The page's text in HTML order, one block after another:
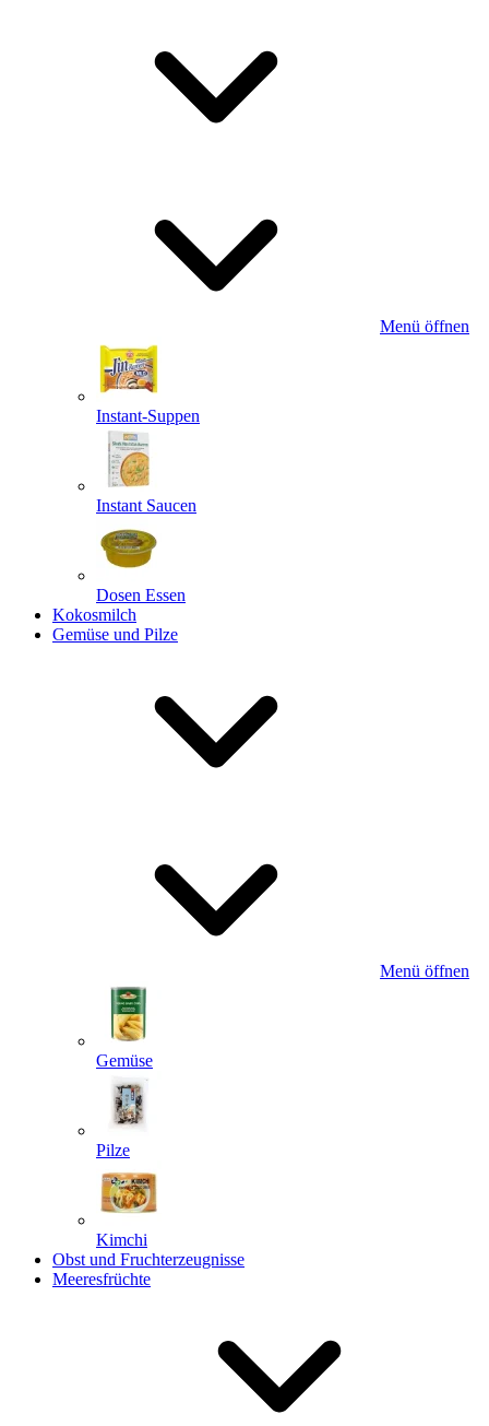
Menü öffnen
Instant-Suppen
Instant Saucen
Dosen Essen
Kokosmilch
Gemüse und Pilze
Menü öffnen
Gemüse
Pilze
Kimchi
Obst und Fruchterzeugnisse
Meeresfrüchte